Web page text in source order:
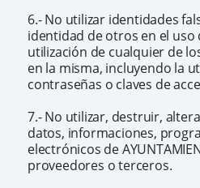
6.- No utilizar identidades
identidad de otros en el uso
utilización de cualquier de
en la misma, incluyendo la
contraseñas o claves de
7.- No utilizar, destruir,
datos, informaciones,
electrónicos de
proveedores o terceros.